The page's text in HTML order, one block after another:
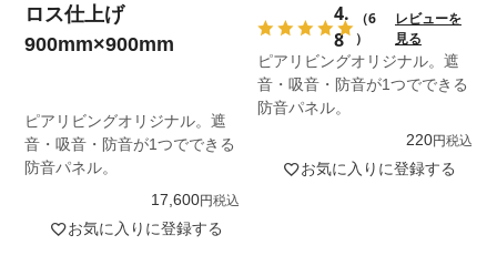
ピアリビングオリジナル。遮
音・吸音・防音が1つでできる
防音パネル。
ロス仕上げ
900mm×900mm
17,600 税込
お気に入りに登録する
ピアリビングオリジナル。遮
音・吸音・防音が1つでできる
防音パネル。
4.
8
（6
）
レビューを
見る
220 税込
お気に入りに登録する